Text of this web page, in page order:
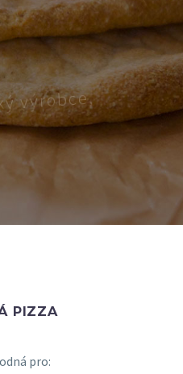
ý výrobce,
e s e n a v robu
chpotravin,
us
PIZZA
pro: